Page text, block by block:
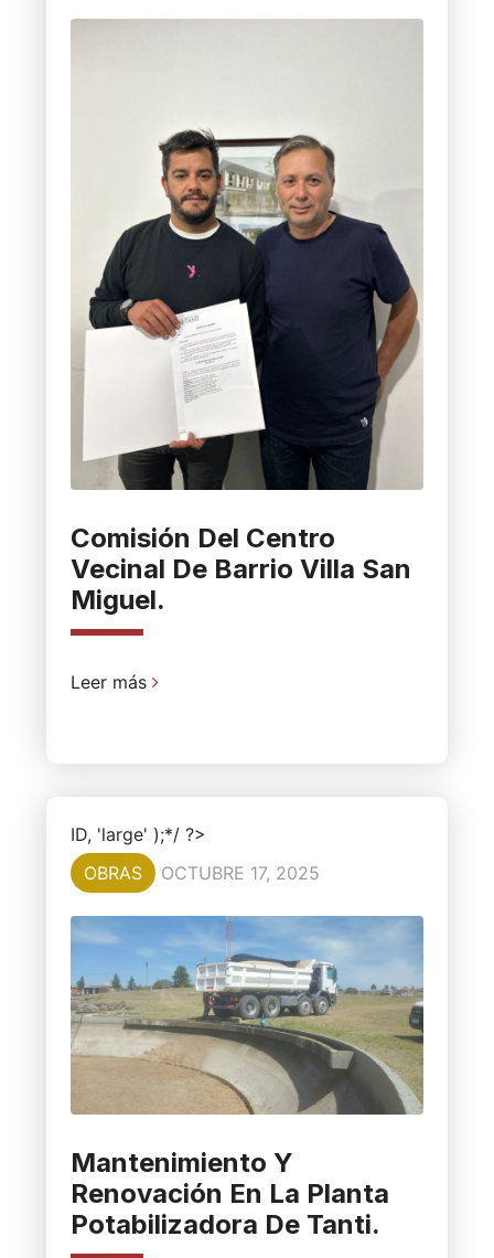
Comisión Del Centro
Vecinal De Barrio Villa San
Miguel.
Leer más
ID, 'large' );*/ ?>
OBRAS
OCTUBRE 17, 2025
Mantenimiento Y
Renovación En La Planta
Potabilizadora De Tanti.